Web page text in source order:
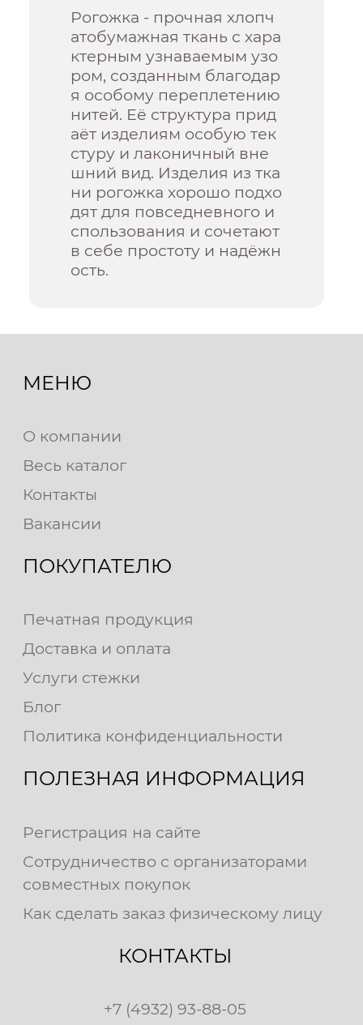
Рогожка - прочная хлопч
атобумажная ткань с хара
ктерным узнаваемым узо
ром, созданным благодар
я особому переплетению
нитей. Её структура прид
аёт изделиям особую тек
стуру и лаконичный вне
шний вид. Изделия из тка
ни рогожка хорошо подхо
дят для повседневного и
спользования и сочетают
в себе простоту и надёжн
ость.
МЕНЮ
О компании
Весь каталог
Контакты
Вакансии
ПОКУПАТЕЛЮ
Печатная продукция
Доставка и оплата
Услуги стежки
Блог
Политика конфиденциальности
ПОЛЕЗНАЯ ИНФОРМАЦИЯ
Регистрация на сайте
Сотрудничество с организаторами
совместных покупок
Как сделать заказ физическому лицу
КОНТАКТЫ
+7 (4932) 93-88-05